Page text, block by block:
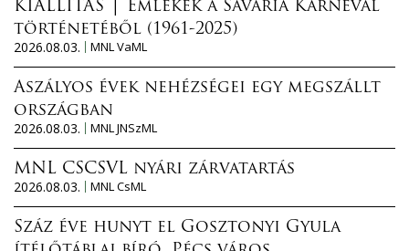
KIÁLLÍTÁS │ Emlékek a Savaria Karnevál
történetéből (1961-2025)
2026.08.03.
MNL VaML
Aszályos évek nehézségei egy megszállt
országban
2026.08.03.
MNL JNSzML
MNL CSCSVL nyári zárvatartás
2026.08.03.
MNL CsML
Száz éve hunyt el Gosztonyi Gyula